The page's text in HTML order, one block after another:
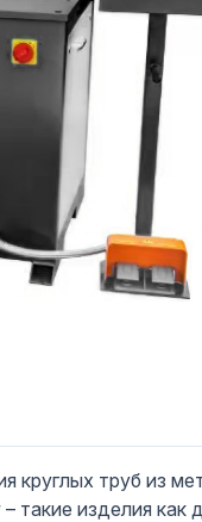
круглых труб из
такие изделия